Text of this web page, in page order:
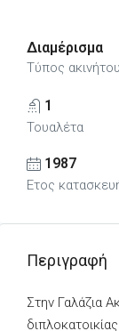
Διαμέρισμα
Τύπος ακινήτου
1
Τουαλέτα
1987
Ετος
Περιγραφή
Στην Γαλάζια